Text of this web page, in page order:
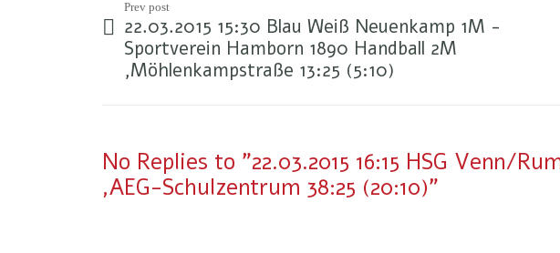
Prev post
22.03.2015 15:30 Blau Weiß Neuenkamp 1M -
Sportverein Hamborn 1890 Handball 2M
,Möhlenkampstraße 13:25 (5:10)
No Replies to "22.03.2015 16:15 HSG Venn/
,AEG-Schulzentrum 38:25 (20:10)"